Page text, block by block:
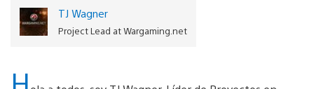
para
TJ Wagner
Project Lead at Wargaming.net
H